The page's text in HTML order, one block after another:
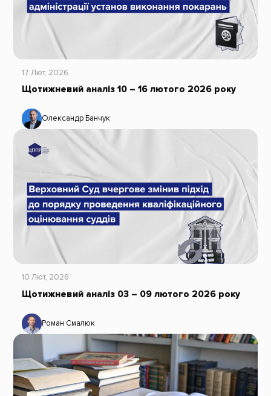
17 Лют, 2026
Щотижневий аналіз 10 – 16 лютого 2026 року
Олександр Банчук
10 Лют, 2026
Щотижневий аналіз 03 – 09 лютого 2026 року
Роман Смалюк